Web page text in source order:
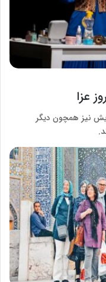
نیز همچون دیگر